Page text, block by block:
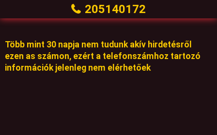
205140172
Több mint 30 napja nem tudunk akív hirdetésről
ezen as számon, ezért a telefonszámhoz tartozó
információk jelenleg nem elérhetőek